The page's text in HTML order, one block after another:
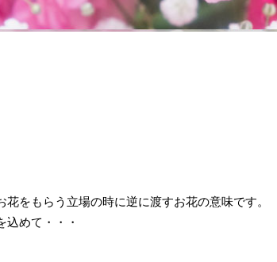
をもらう立場の時に逆に渡すお花の意味です。
込めて・・・